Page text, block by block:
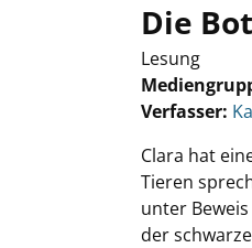
Die
Lesung
Verfasser:
Clara hat
Tieren
unter
der